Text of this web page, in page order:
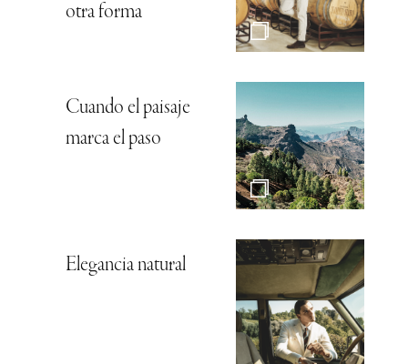
otra forma
Cuando el paisaje
marca el paso
Elegancia natural